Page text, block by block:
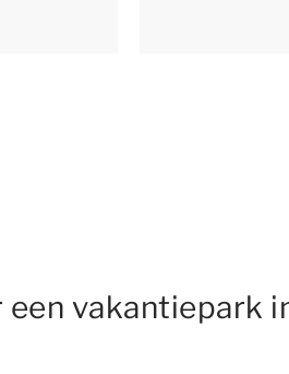
vakantiepark